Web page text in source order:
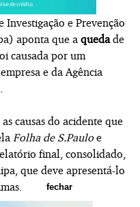
Investigação e Prevenção
aponta que a quedade
causada por um
e da Agência
causas do acidente que
Folha de S.Pauloe
final, consolidado,
que deve apresentá-lo
fechar